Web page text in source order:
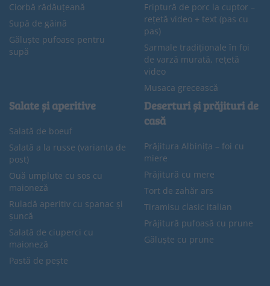
Ciorbă rădăuțeană
Supă de găină
Găluște pufoase pentru
supă
Friptură de porc la cuptor –
rețetă video + text (pas cu
pas)
Sarmale tradiționale în foi
de varză murată, rețetă
video
Musaca grecească
Salate și aperitive
Salată de boeuf
Salată a la russe (varianta de
post)
Ouă umplute cu sos cu
maioneză
Ruladă aperitiv cu spanac și
șuncă
Salată de ciuperci cu
maioneză
Pastă de pește
Deserturi și prăjituri de
casă
Prăjitura Albinița – foi cu
miere
Prăjitură cu mere
Tort de zahăr ars
Tiramisu clasic italian
Prăjitură pufoasă cu prune
Găluște cu prune